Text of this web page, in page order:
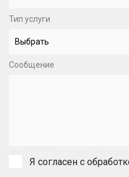
Тип услуги
Сообщение
Я согласен с